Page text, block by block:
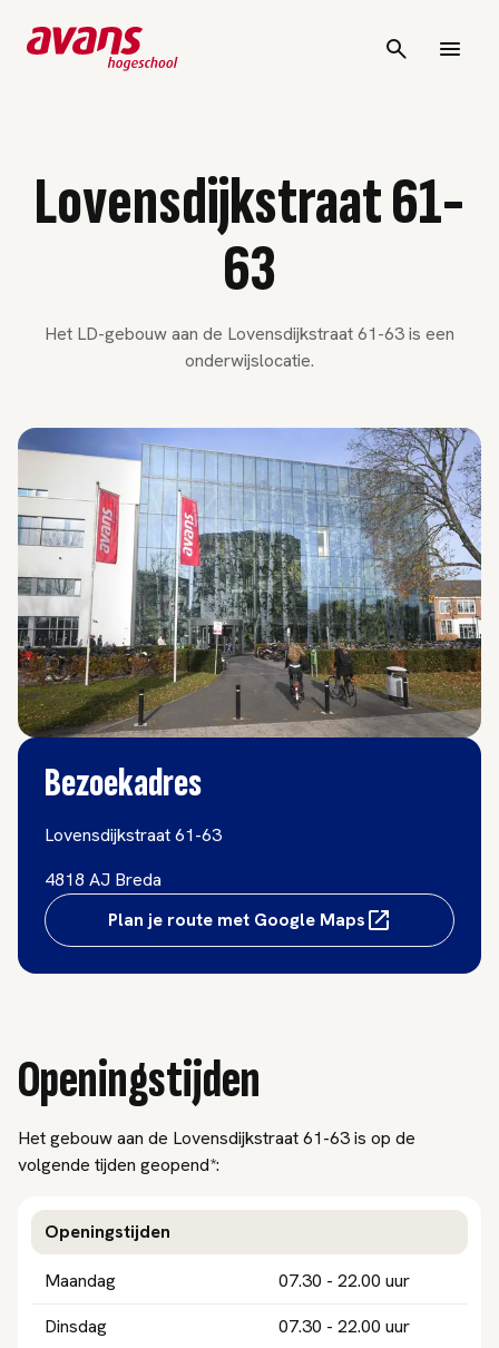
Lovensdijkstraat 61-
63
Het LD-gebouw aan de Lovensdijkstraat 61-63 is een
onderwijslocatie.
Bezoekadres
Lovensdijkstraat 61-63
4818 AJ Breda
Plan je route met Google Maps
Openingstijden
Het gebouw aan de Lovensdijkstraat 61-63 is op de
volgende tijden geopend*:
Openingstijden
Maandag
07.30 - 22.00 uur
Dinsdag
07.30 - 22.00 uur